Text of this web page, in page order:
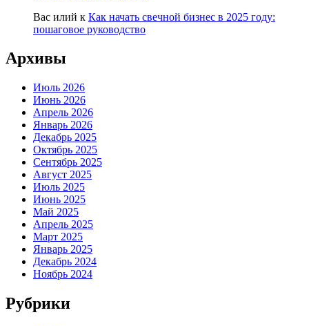
Вас илий к Как начать свечной бизнес в 2025 году:
пошаговое руководство
Архивы
Июль 2026
Июнь 2026
Апрель 2026
Январь 2026
Декабрь 2025
Октябрь 2025
Сентябрь 2025
Август 2025
Июль 2025
Июнь 2025
Май 2025
Апрель 2025
Март 2025
Январь 2025
Декабрь 2024
Ноябрь 2024
Рубрики